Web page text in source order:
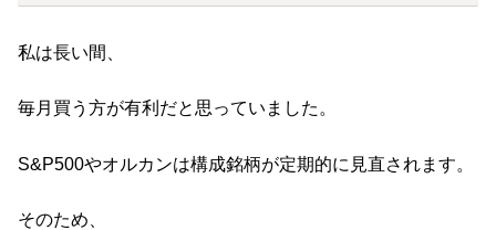
私は長い間、
毎月買う方が有利だと思っていました。
S&P500やオルカンは構成銘柄が定期的に見直されます。
そのため、